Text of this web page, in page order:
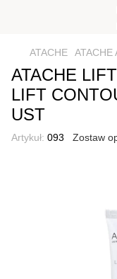
ATACHE ATACHE
ATACHE
LIFT
UST
Artykuł: 093 Zostaw